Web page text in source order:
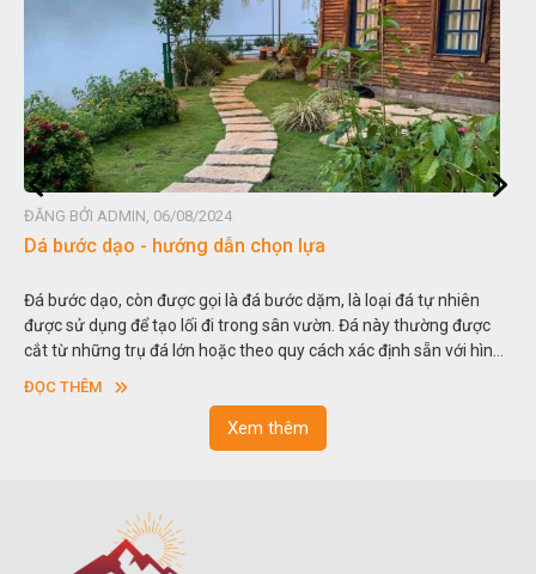
ĐĂNG BỞI ADMIN, 06/08/2024
Dá bước dạo - hướng dẫn chọn lựa
Đá bước dạo, còn được gọi là đá bước dặm, là loại đá tự nhiên
được sử dụng để tạo lối đi trong sân vườn. Đá này thường được
cắt từ những trụ đá lớn hoặc theo quy cách xác định sẵn với hình
vuông hoặc hình chữ nhật và có độ dày khác nhau.
ĐỌC THÊM
Xem thêm